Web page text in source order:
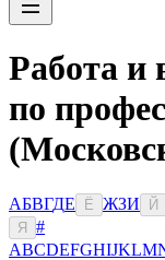
Работа и
по
АБВГДЕ Ё ЖЗИ Й
Я
#
ABCDEFGHIJKLM